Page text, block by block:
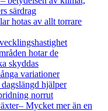
särdrag
hotas av allt torrare
hotar de
skyddas
variationer
hjälper
norrut
Mycket mer än en